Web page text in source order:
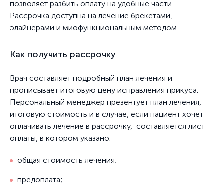
позволяет разбить оплату на удобные части.
Рассрочка доступна на лечение брекетами,
элайнерами и миофункциональным методом.
Как получить рассрочку
Врач составляет подробный план лечения и
прописывает итоговую цену исправления прикуса.
Персональный менеджер презентует план лечения,
итоговую стоимость и в случае, если пациент хочет
оплачивать лечение в рассрочку, составляется лист
оплаты, в котором указано:
общая стоимость лечения;
предоплата;